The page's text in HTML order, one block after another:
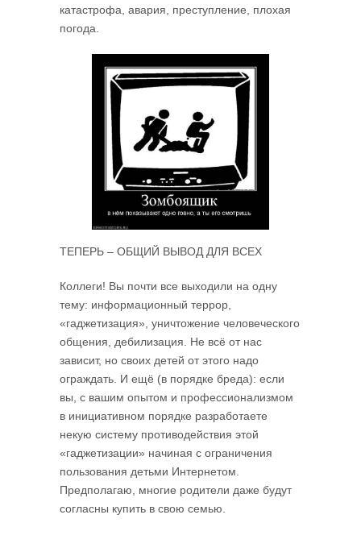
катастрофа, авария, преступление, плохая
погода.
ТЕПЕРЬ – ОБЩИЙ ВЫВОД ДЛЯ ВСЕХ
Коллеги! Вы почти все выходили на одну
тему: информационный террор,
«гаджетизация», уничтожение человеческого
общения, дебилизация. Не всё от нас
зависит, но своих детей от этого надо
ограждать. И ещё (в порядке бреда): если
вы, с вашим опытом и профессионализмом
в инициативном порядке разработаете
некую систему противодействия этой
«гаджетизации» начиная с ограничения
пользования детьми Интернетом.
Предполагаю, многие родители даже будут
согласны купить в свою семью.